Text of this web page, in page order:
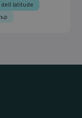
dell latitude